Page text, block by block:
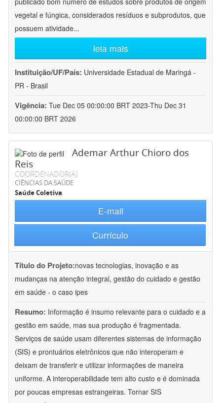
vegetal e fúngica, considerados resíduos e subprodutos, que
possuem atividade...
leia mais
Instituição/UF/País: Universidade Estadual de Maringá -
PR - Brasil
Vigência: Tue Dec 05 00:00:00 BRT 2023-Thu Dec 31
00:00:00 BRT 2026
Ademar Arthur Chioro dos
Reis
COORDENADOR(A)
CIÊNCIAS DA SAÚDE
Saúde Coletiva
E-mail
Currículo
Título do Projeto:novas tecnologias, inovação e as
mudanças na atenção integral, gestão do cuidado e gestão
em saúde - o caso ipes
Resumo: Informação é insumo relevante para o cuidado e a
gestão em saúde, mas sua produção é fragmentada.
Serviços de saúde usam diferentes sistemas de informação
(SIS) e prontuários eletrônicos que não interoperam e
deixam de transferir e utilizar informações de maneira
uniforme. A interoperabilidade tem alto custo e é dominada
por poucas empresas estrangeiras. Tornar SIS